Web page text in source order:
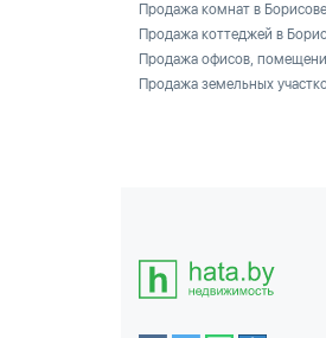
Продажа комнат в Борисове
Продажа коттеджей в
Продажа офисов,
Продажа земельных